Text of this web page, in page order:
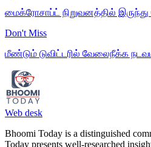
மைக்ரோசாப்ட் நிறுவனத்தில்
Don't Miss
மீண்டும் டுவிட்டரில் வேலைநீக்க
Web desk
Bhoomi Today is a distinguished
Today presents well-researched